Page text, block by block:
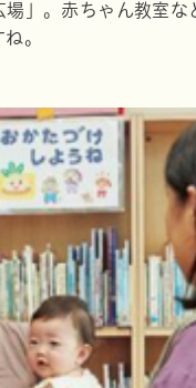
」。赤ちゃん教室
。